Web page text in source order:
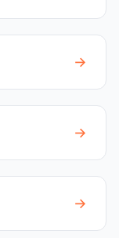
→
→
→